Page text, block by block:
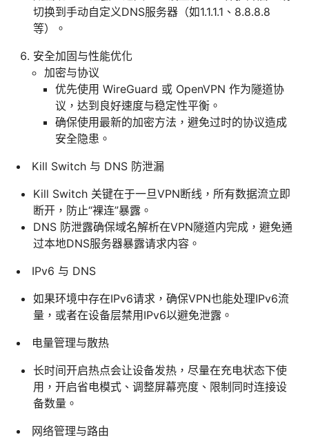
切换到手动自定义DNS服务器（如1.1.1.1、8.8.8.8
等）。
安全加固与性能优化
加密与协议
优先使用 WireGuard 或 OpenVPN 作为隧道协
议，达到良好速度与稳定性平衡。
确保使用最新的加密方法，避免过时的协议造成
安全隐患。
Kill Switch 与 DNS 防泄漏
Kill Switch 关键在于一旦VPN断线，所有数据流立即
断开，防止“裸连”暴露。
DNS 防泄露确保域名解析在VPN隧道内完成，避免通
过本地DNS服务器暴露请求内容。
IPv6 与 DNS
如果环境中存在IPv6请求，确保VPN也能处理IPv6流
量，或者在设备层禁用IPv6以避免泄露。
电量管理与散热
长时间开启热点会让设备发热，尽量在充电状态下使
用，开启省电模式、调整屏幕亮度、限制同时连接设
备数量。
网络管理与路由